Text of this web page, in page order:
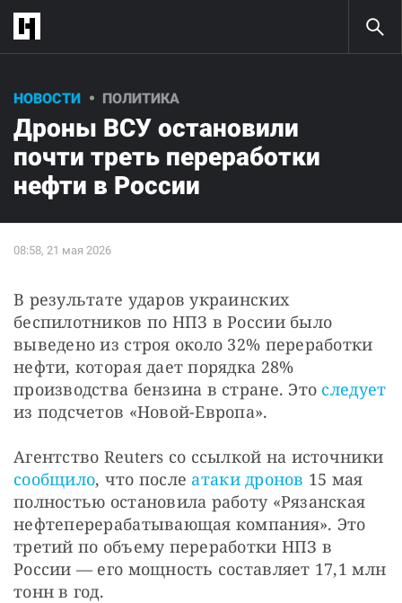
НОВОСТИ ПОЛИТИКА
Дроны ВСУ остановили
почти треть переработки
нефти в России
В результате ударов украинских
беспилотников по НПЗ в России было
выведено из строя около 32% переработки
нефти, которая дает порядка 28%
производства бензина в стране. Это следует
из подсчетов «Новой-Европа».
сообщило, что после атаки дронов 15 мая
полностью остановила работу «Рязанская
нефтеперерабатывающая компания». Это
третий по объему переработки НПЗ в
России — его мощность составляет 17,1 млн
тонн в год.